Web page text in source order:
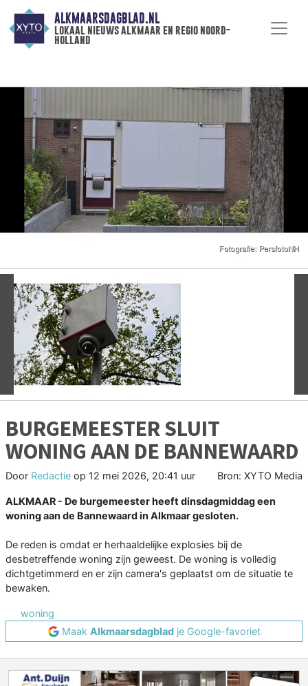
ALKMAARSDAGBLAD.NL
lokaal nieuws alkmaar en regio noord-
holland
Vorige
BURGEMEESTER SLUIT
WONING AAN DE BANNEWAARD
Door Redactie op 12 mei 2026, 20:41 uur Bron: XYTO Media
ALKMAAR - De burgemeester heeft dinsdagmiddag een
woning aan de Bannewaard in Alkmaar gesloten.
De reden is omdat er herhaaldelijke explosies bij de
desbetreffende woning zijn geweest. De woning is volledig
dichtgetimmerd en er zijn camera's geplaatst om de situatie te
bewaken.
woning
Maak Alkmaarsdagbladje Google-favoriet